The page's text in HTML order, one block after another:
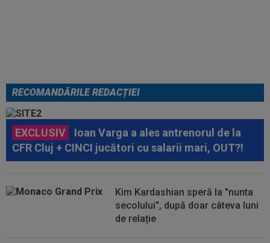
RECOMANDĂRILE REDACȚIEI
EXCLUSIV
Ioan Varga a ales antrenorul de la
CFR Cluj + CINCI jucători cu salarii mari, OUT?!
Kim Kardashian speră la "nunta
secolului", după doar câteva luni
de relație